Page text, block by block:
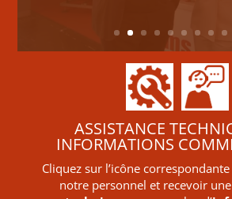
ASSISTANCE
INFORMATIONS
Cliquez sur l’icône
notre personnel et recevoir une